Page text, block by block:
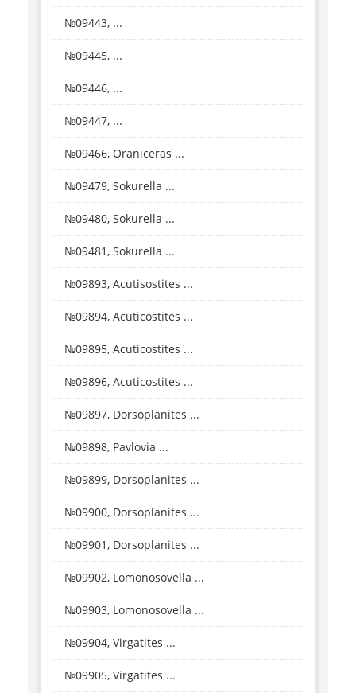
№09443, ...
№09445, ...
№09446, ...
№09447, ...
№09466, Oraniceras ...
№09479, Sokurella ...
№09480, Sokurella ...
№09481, Sokurella ...
№09893, Acutisostites ...
№09894, Acuticostites ...
№09895, Acuticostites ...
№09896, Acuticostites ...
№09897, Dorsoplanites ...
№09898, Pavlovia ...
№09899, Dorsoplanites ...
№09900, Dorsoplanites ...
№09901, Dorsoplanites ...
№09902, Lomonosovella ...
№09903, Lomonosovella ...
№09904, Virgatites ...
№09905, Virgatites ...